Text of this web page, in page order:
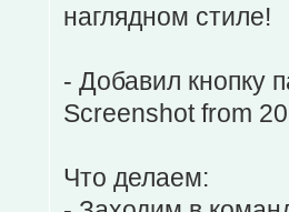
наглядном стиле!
- Добавил кнопку
Screenshot from
Что делаем: